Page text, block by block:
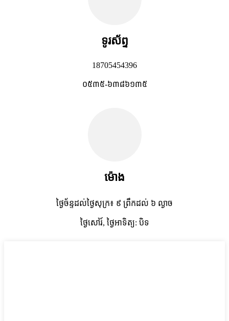
ទូរស័ព្ទ
18705454396
០៥៣៥-៦៣៨៦១៣៥
ម៉ោង
ថ្ងៃច័ន្ទដល់ថ្ងៃសុក្រ៖ ៩ ព្រឹកដល់ ៦ ល្ងាច
ថ្ងៃសៅរ៍, ថ្ងៃអាទិត្យ: បិទ